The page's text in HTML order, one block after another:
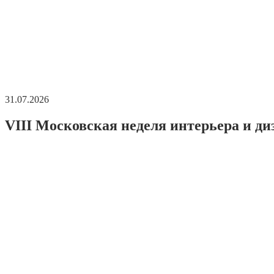
31.07.2026
VIII Московская неделя интерьера и